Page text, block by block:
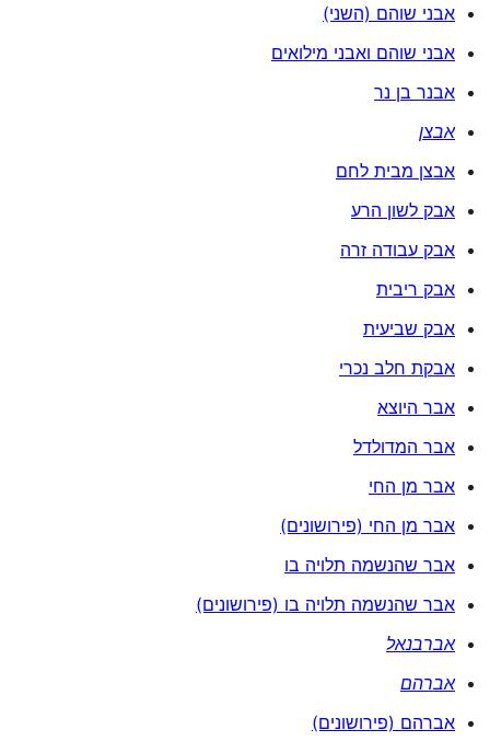
אבני שוהם (השני)
אבני שוהם ואבני מילואים
אבנר בן נר
אבצן
אבצן מבית לחם
אבק לשון הרע
אבק עבודה זרה
אבק ריבית
אבק שביעית
אבקת חלב נכרי
אבר היוצא
אבר המדולדל
אבר מן החי
אבר מן החי (פירושונים)
אבר שהנשמה תלויה בו
אבר שהנשמה תלויה בו (פירושונים)
אברבנאל
אברהם
אברהם (פירושונים)